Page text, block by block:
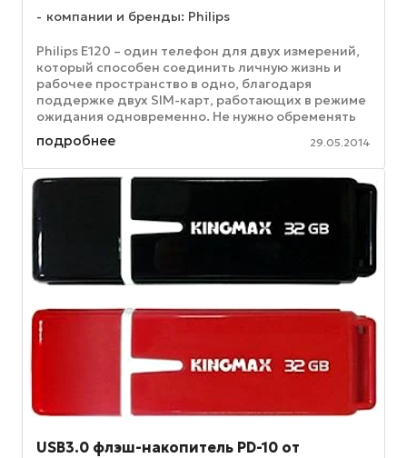
компании и бренды: Philips
Philips E120 – один телефон для двух измерений,
который способен соединить личную жизнь и
рабочее пространство в одно, благодаря
поддержке двух SIM-карт, работающих в режиме
ожидания одновременно. Не нужно обременять
себя двумя телефонами – просто ...
подробнее 29.05.2014
USB3.0 флэш-накопитель PD-10 от